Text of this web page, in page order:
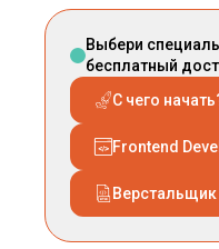
Выбери
бесплатный
С чего
Frontend
Верстальщик